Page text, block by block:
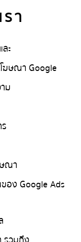
า
ะ
ฆษณา Google
ม
ณา
อง Google Ads